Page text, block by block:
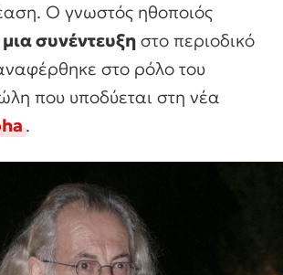
Ο γνωστός ηθοποιός
συνέντευξη στο περιοδικό
στο ρόλο του
που υποδύεται στη νέα
.